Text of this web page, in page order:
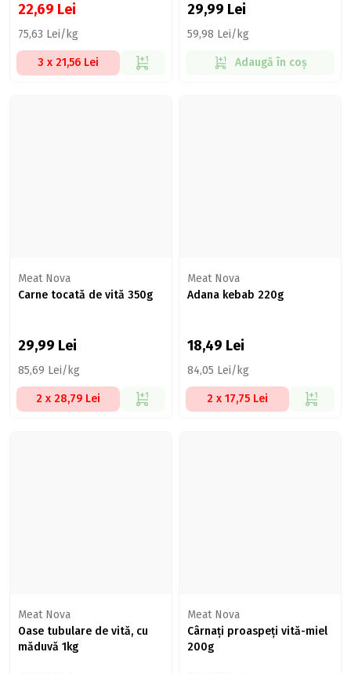
22,69 Lei
75,63 Lei/kg
3 x 21,56 Lei
29,99 Lei
59,98 Lei/kg
Adaugă în coș
Meat Nova
Carne tocată de vită 350g
29,99 Lei
85,69 Lei/kg
2 x 28,79 Lei
Meat Nova
Adana kebab 220g
18,49 Lei
84,05 Lei/kg
2 x 17,75 Lei
Meat Nova
Oase tubulare de vită, cu
măduvă 1kg
Meat Nova
Cârnați proaspeți vită-miel
200g